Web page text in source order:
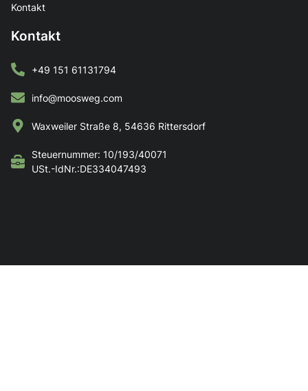
Kontakt
Kontakt
+49 151 61131794
info@moosweg.com
Waxweiler Straße 8, 54636 Rittersdorf
Steuernummer: 10/193/40071
USt.-IdNr.:DE334047493